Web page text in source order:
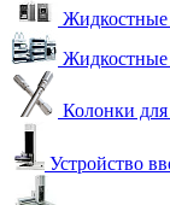
Жидкостные
Жидкостные
Колонки
Устройство